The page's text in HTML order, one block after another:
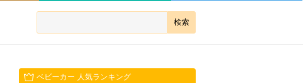
ベビーカー 人気ランキング